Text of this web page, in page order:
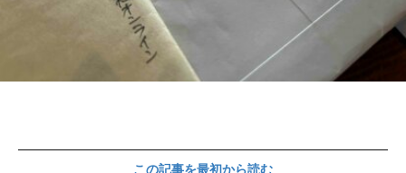
この記事を最初から読む